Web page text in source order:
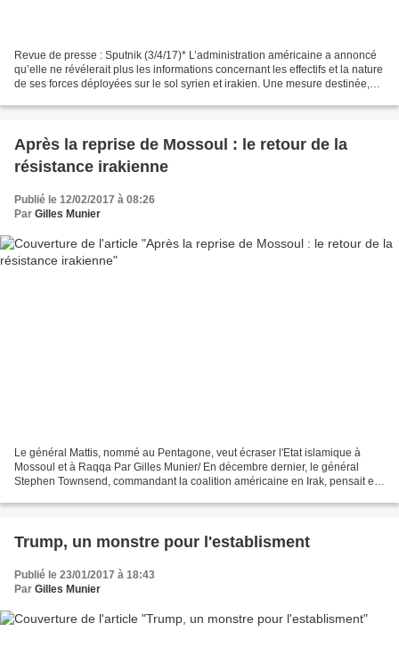
Revue de presse : Sputnik (3/4/17)* L’administration américaine a annoncé
qu’elle ne révélerait plus les informations concernant les effectifs et la nature
de ses forces déployées sur le sol syrien et irakien. Une mesure destinée,
Après la reprise de Mossoul : le retour de la
résistance irakienne
Publié le 12/02/2017 à 08:26
Par Gilles Munier
Le général Mattis, nommé au Pentagone, veut écraser l'Etat islamique à
Mossoul et à Raqqa Par Gilles Munier/ En décembre dernier, le général
Stephen Townsend, commandant la coalition américaine en Irak, pensait en
Trump, un monstre pour l'establisment
Publié le 23/01/2017 à 18:43
Par Gilles Munier